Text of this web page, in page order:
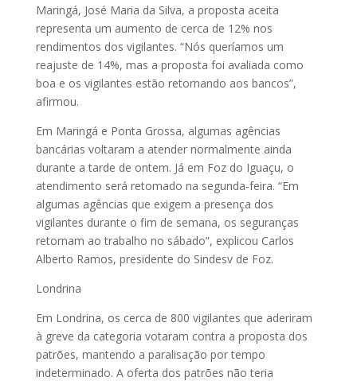
Maringá, José Maria da Silva, a proposta aceita
representa um aumento de cerca de 12% nos
rendimentos dos vigilantes. “Nós queríamos um
reajuste de 14%, mas a proposta foi avaliada como
boa e os vigilantes estão retornando aos bancos”,
afirmou.
Em Maringá e Ponta Grossa, algumas agências
bancárias voltaram a atender normalmente ainda
durante a tarde de ontem. Já em Foz do Iguaçu, o
atendimento será retomado na segunda-feira. “Em
algumas agências que exigem a presença dos
vigilantes durante o fim de semana, os seguranças
retornam ao trabalho no sábado”, explicou Carlos
Alberto Ramos, presidente do Sindesv de Foz.
Londrina
Em Londrina, os cerca de 800 vigilantes que aderiram
à greve da categoria votaram contra a proposta dos
patrões, mantendo a paralisação por tempo
indeterminado. A oferta dos patrões não teria